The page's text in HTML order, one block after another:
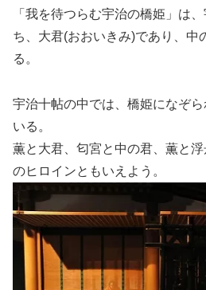
「我を待つらむ宇治の橋姫」は
ち、大君(おおいきみ)であり、中
る。
宇治十帖の中では、橋姫になぞ
いる。
薫と大君、匂宮と中の君、薫と
のヒロインともいえよう。